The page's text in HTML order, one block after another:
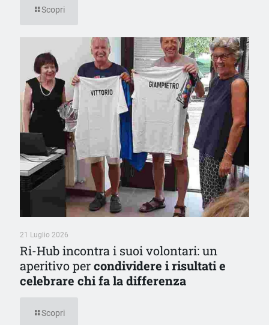
Scopri
21 Luglio 2026
Ri-Hub incontra i suoi volontari: un
aperitivo percondividere i risultati e
celebrare chi fa la differenza
Scopri